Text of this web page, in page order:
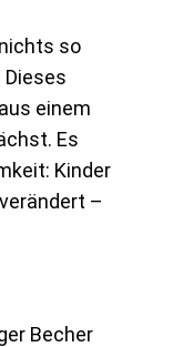
so
Dieses
einem
Es
Kinder
–
Becher